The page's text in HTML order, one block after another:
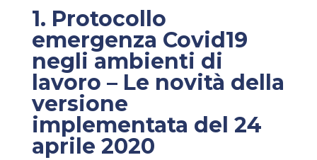
1. Protocollo
emergenza Covid19
negli ambienti di
lavoro – Le novità della
versione
implementata del 24
aprile 2020